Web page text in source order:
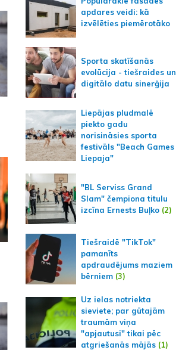
apdares veidi: kā
izvēlēties piemērotāko
Sporta skatīšanās
evolūcija - tiešraides un
digitālo datu sinerģija
Liepājas pludmalē
piekto gadu
norisināsies sporta
festivāls "Beach Games
Liepaja"
"BL Serviss Grand
Slam" čempiona titulu
izcīna Ernests Buļko (2)
Tiešraidē "TikTok"
pamanīts
apdraudējums maziem
bērniem (3)
Uz ielas notriekta
sieviete; par gūtajām
traumām viņa
"apjautusi" tikai pēc
atgriešanās mājās (1)